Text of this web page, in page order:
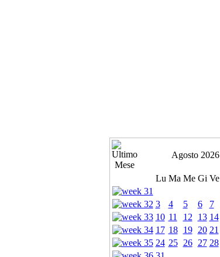
Agosto 2026
Lu Ma Me Gi Ve
3
4 5 6 7
10 11 12 13 14
17 18 19 20 21
24 25 26 27 28